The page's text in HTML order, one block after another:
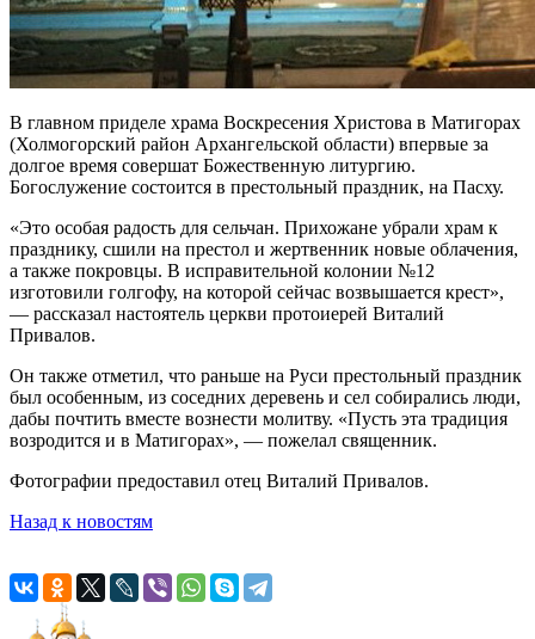
В главном приделе храма Воскресения Христова в Матигорах
(Холмогорский район Архангельской области) впервые за
долгое время совершат Божественную литургию.
Богослужение состоится в престольный праздник, на Пасху.
«Это особая радость для сельчан. Прихожане убрали храм к
празднику, сшили на престол и жертвенник новые облачения,
а также покровцы. В исправительной колонии №12
изготовили голгофу, на которой сейчас возвышается крест»,
— рассказал настоятель церкви протоиерей Виталий
Привалов.
Он также отметил, что раньше на Руси престольный праздник
был особенным, из соседних деревень и сел собирались люди,
дабы почтить вместе вознести молитву. «Пусть эта традиция
возродится и в Матигорах», — пожелал священник.
Фотографии предоставил отец Виталий Привалов.
Назад к новостям